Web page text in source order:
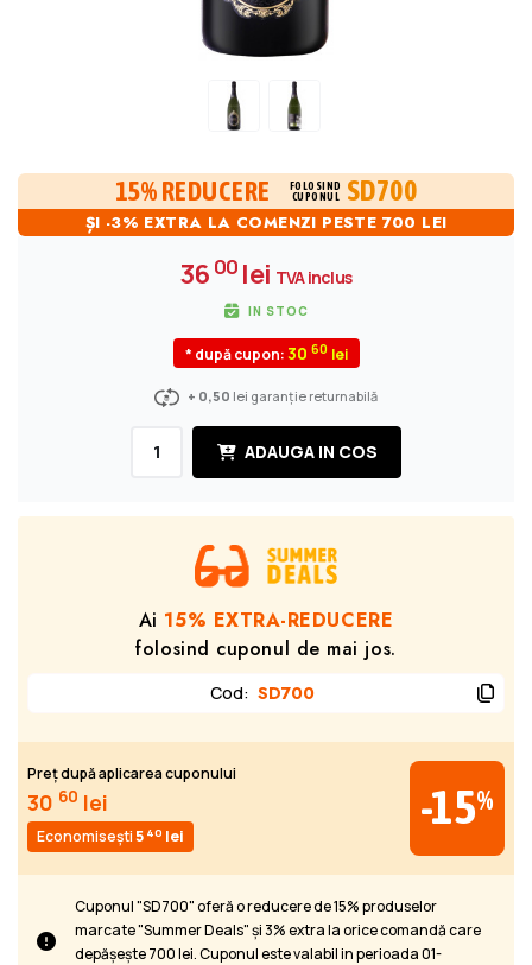
15% REDUCERE
FOLOSIND
CUPONUL
SD700
ȘI -3% EXTRA LA COMENZI PESTE 700 LEI
36 00 lei TVA inclus
IN STOC
* după cupon:30 60
+ 0,50 lei garanție returnabilă
ADAUGA IN COS
Ai 15% EXTRA-REDUCERE
folosind cuponul de mai jos.
Cod: SD700
Preț după aplicarea cuponului
30 60 lei
Economisești5 40 lei
-15%
Cuponul "SD700" oferă o reducere de 15% produselor
marcate "Summer Deals" și 3% extra la orice comandă care
depășește 700 lei. Cuponul este valabil in perioada 01-